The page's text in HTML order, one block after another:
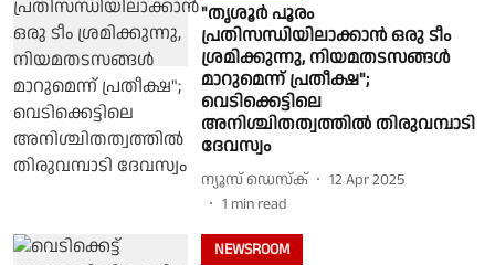
"തൃശൂർ പൂരം
പ്രതിസന്ധിയിലാക്കാൻ ഒരു ടീം
ശ്രമിക്കുന്നു, നിയമതടസങ്ങൾ
മാറുമെന്ന് പ്രതീക്ഷ";
വെടിക്കെട്ടിലെ
അനിശ്ചിതത്വത്തിൽ തിരുവമ്പാടി
ദേവസ്വം
ന്യൂസ് ഡെസ്ക്
12 Apr 2025
1 min read
NEWSROOM